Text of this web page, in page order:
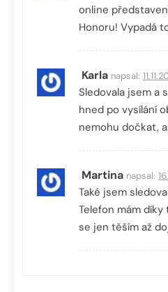
online
Honoru! Vypadá
Karla napsal:
Sledovala jsem a
hned po vysílání
nemohu dočkat,
Martina napsal:
Také jsem
Telefon mám
se jen těším až